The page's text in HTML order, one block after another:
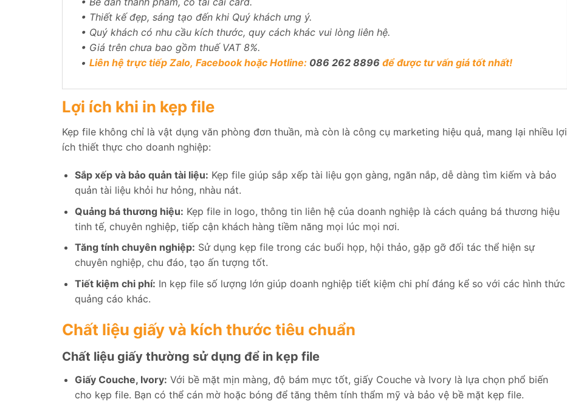
• Thiết kế đẹp, sáng tạo đến khi Quý khách ưng ý.
• Quý khách có nhu cầu kích thước, quy cách khác vui lòng liên hệ.
• Giá trên chưa bao gồm thuế VAT 8%.
• Liên hệ trực tiếp Zalo, Facebook hoặc Hotline: 086 262 8896 để được tư vấn giá tốt nhất!
Lợi ích khi in kẹp file
Kẹp file không chỉ là vật dụng văn phòng đơn thuần, mà còn là công cụ marketing hiệu quả, mang lại nhiều lợi
ích thiết thực cho doanh nghiệp:
Sắp xếp và bảo quản tài liệu: Kẹp file giúp sắp xếp tài liệu gọn gàng, ngăn nắp, dễ dàng tìm kiếm và bảo
quản tài liệu khỏi hư hỏng, nhàu nát.
Quảng bá thương hiệu: Kẹp file in logo, thông tin liên hệ của doanh nghiệp là cách quảng bá thương hiệu
tinh tế, chuyên nghiệp, tiếp cận khách hàng tiềm năng mọi lúc mọi nơi.
Tăng tính chuyên nghiệp: Sử dụng kẹp file trong các buổi họp, hội thảo, gặp gỡ đối tác thể hiện sự
chuyên nghiệp, chu đáo, tạo ấn tượng tốt.
Tiết kiệm chi phí: In kẹp file số lượng lớn giúp doanh nghiệp tiết kiệm chi phí đáng kể so với các hình thức
quảng cáo khác.
Chất liệu giấy và kích thước tiêu chuẩn
Chất liệu giấy thường sử dụng để in kẹp file
Giấy Couche, Ivory: Với bề mặt mịn màng, độ bám mực tốt, giấy Couche và Ivory là lựa chọn phổ biến
cho kẹp file. Bạn có thể cán mờ hoặc bóng để tăng thêm tính thẩm mỹ và bảo vệ bề mặt kẹp file.